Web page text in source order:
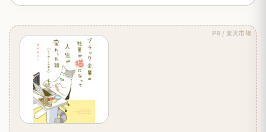
PR / 楽天市場